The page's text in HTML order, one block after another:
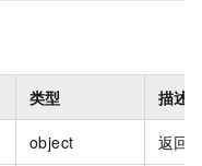
类型 描述
object 返回